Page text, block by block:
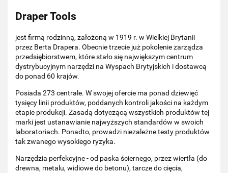
Draper Tools
jest firmą rodzinną, założoną w 1919 r. w Wielkiej Brytanii
przez Berta Drapera. Obecnie trzecie już pokolenie zarządza
przedsiębiorstwem, które stało się największym centrum
dystrybucyjnym narzędzi na Wyspach Brytyjskich i dostawcą
do ponad 60 krajów.
Posiada 273 centrale. W swojej ofercie ma ponad dziewięć
tysięcy linii produktów, poddanych kontroli jakości na każdym
etapie produkcji. Zasadą dotyczącą wszystkich produktów tej
marki jest ustanawianie najwyższych standardów w swoich
laboratoriach. Ponadto, prowadzi niezależne testy produktów
tak zwanego wysokiego ryzyka.
Narzędzia perfekcyjne - od paska ściernego, przez wiertła (do
drewna, metalu, widiowe do betonu), tarcze do cięcia,